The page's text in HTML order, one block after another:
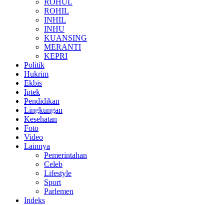
ROHUL
ROHIL
INHIL
INHU
KUANSING
MERANTI
KEPRI
Politik
Hukrim
Ekbis
Iptek
Pendidikan
Lingkungan
Kesehatan
Foto
Video
Lainnya
Pemerintahan
Celeb
Lifestyle
Sport
Parlemen
Indeks